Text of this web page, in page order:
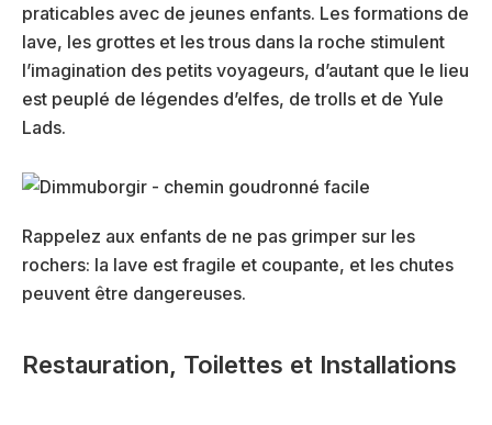
praticables avec de jeunes enfants. Les formations de
lave, les grottes et les trous dans la roche stimulent
l’imagination des petits voyageurs, d’autant que le lieu
est peuplé de légendes d’elfes, de trolls et de Yule
Lads.
Rappelez aux enfants de ne pas grimper sur les
rochers: la lave est fragile et coupante, et les chutes
peuvent être dangereuses.
Restauration, Toilettes et Installations